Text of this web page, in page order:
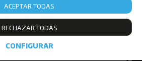
ACEPTAR TODAS
RECHAZAR TODAS
CONFIGURAR
y reserva ya